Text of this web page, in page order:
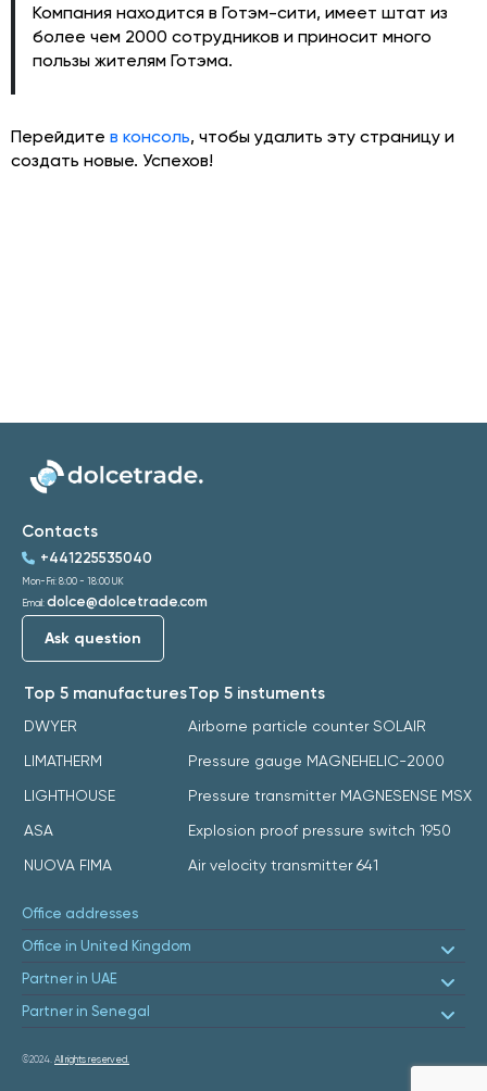
Компания находится в Готэм-сити, имеет штат из
более чем 2000 сотрудников и приносит много
пользы жителям Готэма.
Перейдите в консоль, чтобы удалить эту страницу и
создать новые. Успехов!
Top 5 manufactures
DWYER
LIMATHERM
LIGHTHOUSE
ASA
NUOVA FIMA
Top 5 instuments
Airborne particle counter SOLAIR
Pressure gauge MAGNEHELIC-2000
Pressure transmitter MAGNESENSE MSX
Explosion proof pressure switch 1950
Air velocity transmitter 641
Contacts
+441225535040
Mon-Fri: 8:00 - 18:00 UK
Email: dolce@dolcetrade.com
Ask question
Office addresses
Office in United Kingdom
Partner in UAE
Partner in Senegal
©2024. All rights reserved.